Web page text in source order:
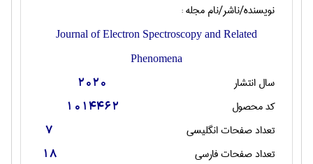
نویسنده/ناشر/نام مجله :
Journal of Electron Spectroscopy and Related
Phenomena
سال انتشار 2020
کد محصول 1014462
تعداد صفحات انگليسی 7
تعداد صفحات فارسی 18